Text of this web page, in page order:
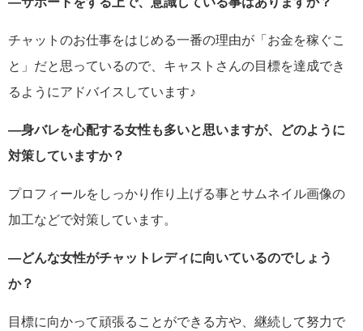
チャットのお仕事をはじめる一番の理由が「お金を稼ぐこ
と」だと思っているので、キャストさんの目標を達成でき
るようにアドバイスしています♪
―身バレを心配する女性も多いと思いますが、どのように
対策していますか？
プロフィールをしっかり作り上げる事とサムネイル画像の
加工などで対策しています。
―どんな女性がチャットレディに向いているのでしょう
か？
目標に向かって頑張ることができる方や、継続して努力で